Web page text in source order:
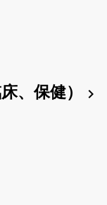
、保健）
chevron_right